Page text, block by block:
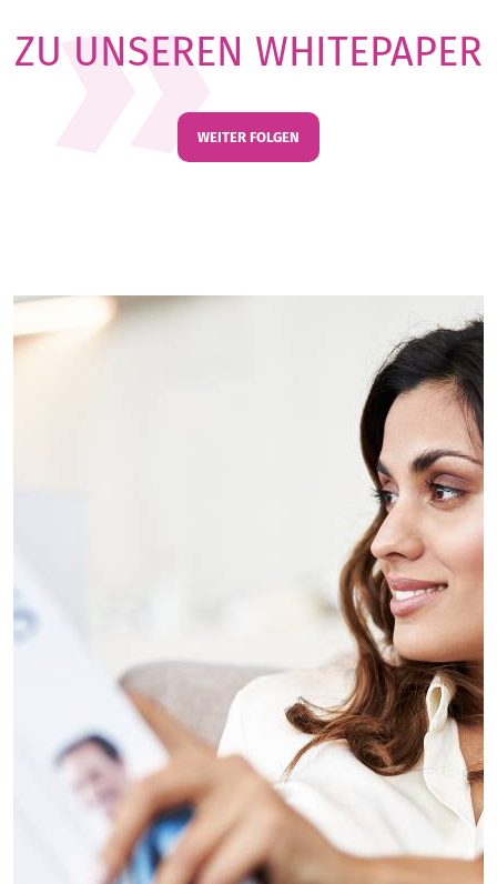
ZU UNSEREN WHITEPAPER
WEITER FOLGEN